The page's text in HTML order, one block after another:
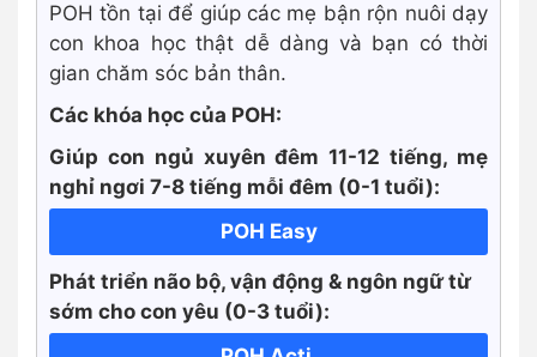
POH tồn tại để giúp các mẹ bận rộn nuôi dạy
con khoa học thật dễ dàng và bạn có thời
gian chăm sóc bản thân.
Các khóa học của POH:
Giúp con ngủ xuyên đêm 11-12 tiếng, mẹ
nghỉ ngơi 7-8 tiếng mỗi đêm (0-1 tuổi):
POH Easy
Phát triển não bộ, vận động & ngôn ngữ từ
sớm cho con yêu (0-3 tuổi):